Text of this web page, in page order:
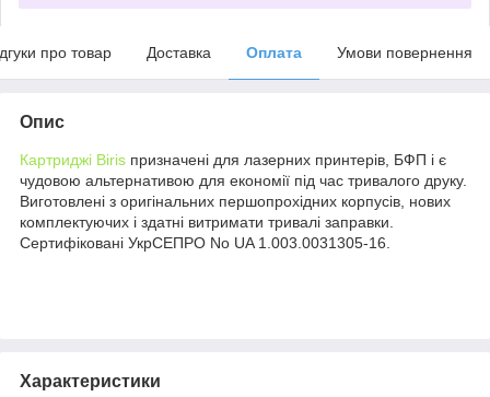
про товар Доставка Оплата Умови повернення
Опис
Картриджі Biris призначені для лазерних принтерів, БФП і є
чудовою альтернативою для економії під час тривалого друку.
Виготовлені з оригінальних першопрохідних корпусів, нових
комплектуючих і здатні витримати тривалі заправки.
Сертифіковані УкрСЕПРО No UA 1.003.0031305-16.
Характеристики